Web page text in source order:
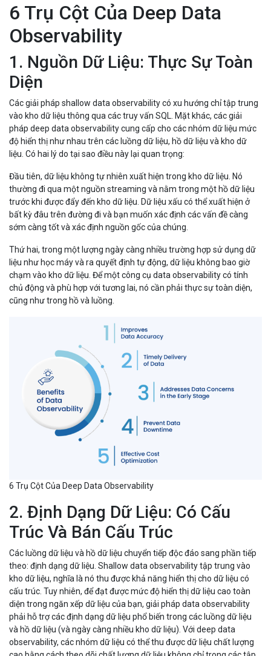
6 Trụ Cột Của Deep Data
Observability
1. Nguồn Dữ Liệu: Thực Sự Toàn
Diện
Các giải pháp shallow data observability có xu hướng chỉ tập trung
vào kho dữ liệu thông qua các truy vấn SQL. Mặt khác, các giải
pháp deep data observability cung cấp cho các nhóm dữ liệu mức
độ hiển thị như nhau trên các luồng dữ liệu, hồ dữ liệu và kho dữ
liệu. Có hai lý do tại sao điều này lại quan trọng:
Đầu tiên, dữ liệu không tự nhiên xuất hiện trong kho dữ liệu. Nó
thường đi qua một nguồn streaming và nằm trong một hồ dữ liệu
trước khi được đẩy đến kho dữ liệu. Dữ liệu xấu có thể xuất hiện ở
bất kỳ đâu trên đường đi và bạn muốn xác định các vấn đề càng
sớm càng tốt và xác định nguồn gốc của chúng.
Thứ hai, trong một lượng ngày càng nhiều trường hợp sử dụng dữ
liệu như học máy và ra quyết định tự động, dữ liệu không bao giờ
chạm vào kho dữ liệu. Để một công cụ data observability có tính
chủ động và phù hợp với tương lai, nó cần phải thực sự toàn diện,
cũng như trong hồ và luồng.
6 Trụ Cột Của Deep Data Observability
2. Định Dạng Dữ Liệu: Có Cấu
Trúc Và Bán Cấu Trúc
Các luồng dữ liệu và hồ dữ liệu chuyển tiếp độc đáo sang phần tiếp
theo: định dạng dữ liệu. Shallow data observability tập trung vào
kho dữ liệu, nghĩa là nó thu được khả năng hiển thị cho dữ liệu có
cấu trúc. Tuy nhiên, để đạt được mức độ hiển thị dữ liệu cao toàn
diện trong ngăn xếp dữ liệu của bạn, giải pháp data observability
phải hỗ trợ các định dạng dữ liệu phổ biến trong các luồng dữ liệu
và hồ dữ liệu (và ngày càng nhiều kho dữ liệu). Với deep data
observability, các nhóm dữ liệu có thể thu được dữ liệu chất lượng